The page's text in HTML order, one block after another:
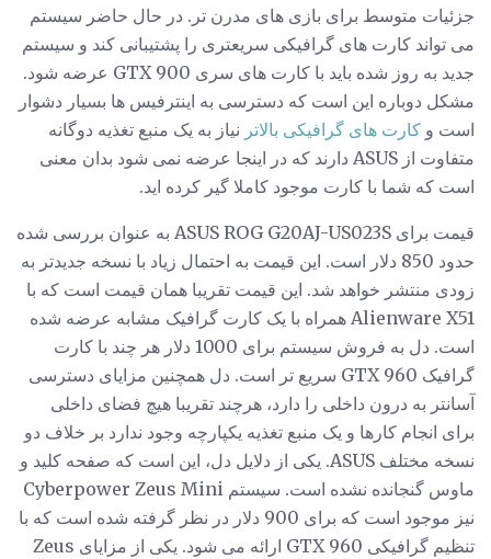
جزئیات متوسط ​​برای بازی های مدرن تر. در حال حاضر سیستم
می تواند کارت های گرافیکی سریعتری را پشتیبانی کند و سیستم
جدید به روز شده باید با کارت های سری GTX 900 عرضه شود.
مشکل دوباره این است که دسترسی به اینترفیس ها بسیار دشوار
است و کارت های گرافیکی بالاتر نیاز به یک منبع تغذیه دوگانه
متفاوت از ASUS دارند که در اینجا عرضه نمی شود بدان معنی
است که شما با کارت موجود کاملا گیر کرده اید.
قیمت برای ASUS ROG G20AJ-US023S به عنوان بررسی شده
حدود 850 دلار است. این قیمت به احتمال زیاد با نسخه جدیدتر به
زودی منتشر خواهد شد. این قیمت تقریبا همان قیمت است که با
Alienware X51 همراه با یک کارت گرافیک مشابه عرضه شده
است. دل به فروش سیستم برای 1000 دلار هر چند با کارت
گرافیک GTX 960 سریع تر است. دل همچنین مزایای دسترسی
آسانتر به درون داخلی را دارد، هرچند تقریبا هیچ فضای داخلی
برای انجام کارها و یک منبع تغذیه یکپارچه وجود ندارد بر خلاف دو
نسخه مختلف ASUS. یکی از دلایل دل، این است که صفحه کلید و
ماوس گنجانده نشده است. سیستم Cyberpower Zeus Mini
نیز موجود است که برای 900 دلار در نظر گرفته شده است که با
تنظیم گرافیکی GTX 960 ارائه می شود. یکی از مزایای Zeus